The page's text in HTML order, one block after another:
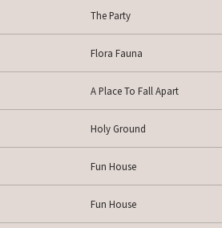
The Party
Flora Fauna
A Place To Fall Apart
Holy Ground
Fun House
Fun House